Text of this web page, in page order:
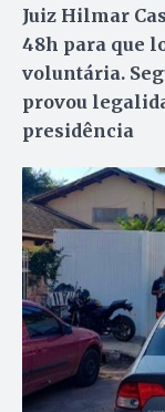
Juiz Hilmar
48h para que
voluntária.
provou
presidência